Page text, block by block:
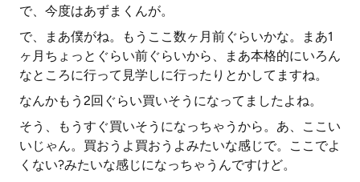
で、今度はあずまくんが。
で、まあ僕がね。もうここ数ヶ月前ぐらいかな。まあ1
ヶ月ちょっとぐらい前ぐらいから、まあ本格的にいろん
なところに行って見学しに行ったりとかしてますね。
なんかもう2回ぐらい買いそうになってましたよね。
そう、もうすぐ買いそうになっちゃうから。あ、ここい
いじゃん。買おうよ買おうよみたいな感じで。ここでよ
くない?みたいな感じになっちゃうんですけど。